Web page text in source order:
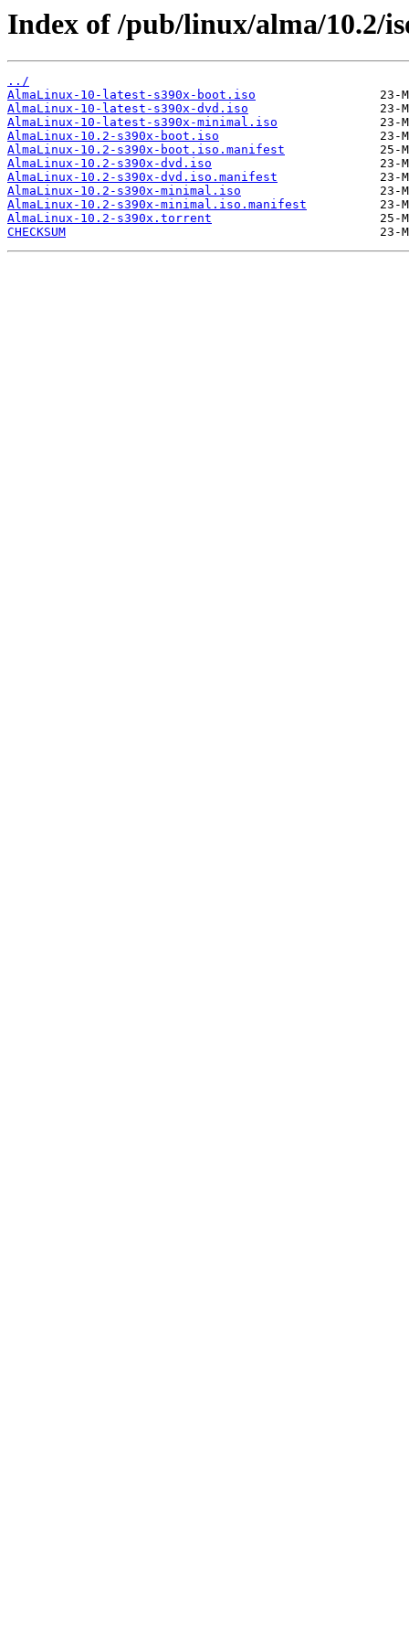
Index of /pub/linux/alma/10.2/
../
AlmaLinux-10-latest-s390x-boot.iso
AlmaLinux-10-latest-s390x-dvd.iso
AlmaLinux-10-latest-s390x-minimal.iso
AlmaLinux-10.2-s390x-boot.iso
AlmaLinux-10.2-s390x-boot.iso.manifest
AlmaLinux-10.2-s390x-dvd.iso
AlmaLinux-10.2-s390x-dvd.iso.manifest
AlmaLinux-10.2-s390x-minimal.iso
AlmaLinux-10.2-s390x-minimal.iso.manifest
AlmaLinux-10.2-s390x.torrent
CHECKSUM